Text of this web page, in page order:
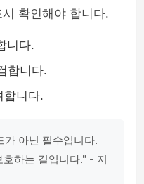
확인해야 합니다.
니다.
합니다.
합니다.
가 아닌 필수입니다.
하는 길입니다." - 지